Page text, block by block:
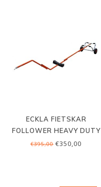
ECKLA FIETSKAR
FOLLOWER HEAVY DUTY
€395,00 €350,00